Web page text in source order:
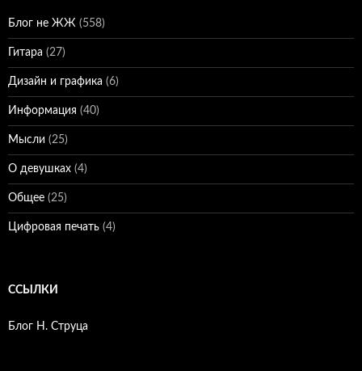
Блог не ЖЖ (558)
Гитара (27)
Дизайн и графика (6)
Информация (40)
Мысли (25)
О девушках (4)
Общее (25)
Цифровая печать (4)
ССЫЛКИ
Блог Н. Струца